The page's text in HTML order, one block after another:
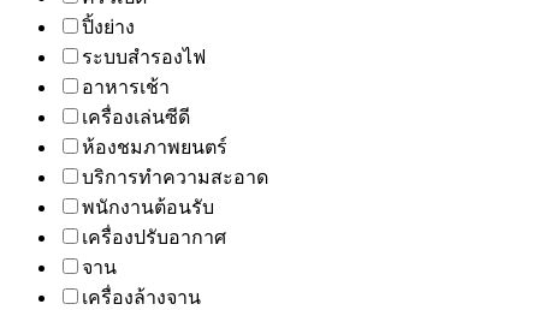
ปิ้งย่าง
ระบบสำรองไฟ
อาหารเช้า
เครื่องเล่นซีดี
ห้องชมภาพยนตร์
บริการทำความสะอาด
พนักงานต้อนรับ
เครื่องปรับอากาศ
จาน
เครื่องล้างจาน